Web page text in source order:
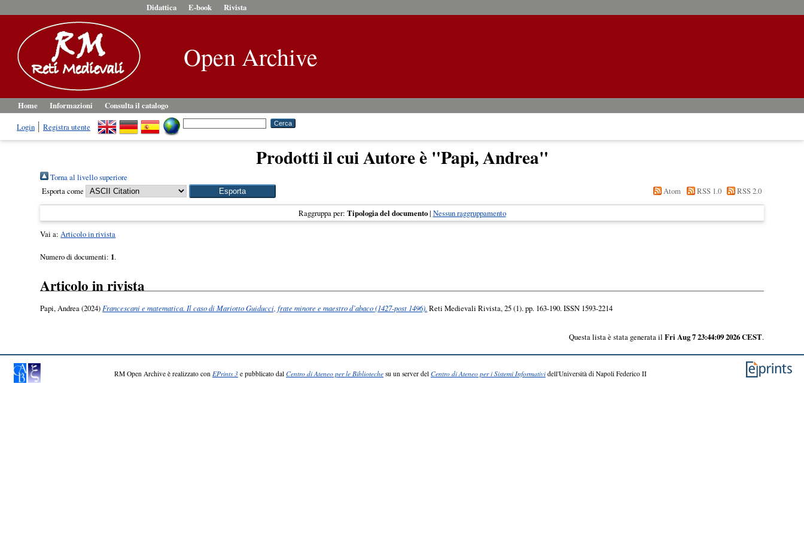
Didattica E-book Rivista
Open Archive
Home Informazioni
Consulta il catalogo
Login
Registra utente
Prodotti il cui Autore è "Papi, Andrea"
Torna al livello superiore
Esporta come
Atom RSS 1.0 RSS 2.0
Raggruppa per: Tipologia del documento| Nessun raggruppamento
Vai a:Articolo in rivista
Numero di documenti: 1.
Articolo in rivista
Papi, Andrea(2024)Francescani e matematica. Il caso di Mariotto Guiducci, frate minore e maestro d’abaco (1427-post 1496). Reti Medievali Rivista, 25 (1). pp. 163-190. ISSN 1593-2214
Questa lista è stata generata il Fri Aug 7 23:44:09 2026 CEST.
RM Open Archive è realizzato con EPrints 3 e pubblicato dal Centro di Ateneo per le Biblioteche su un server del Centro di Ateneo per i Sistemi Informativi dell'Università di Napoli Federico II